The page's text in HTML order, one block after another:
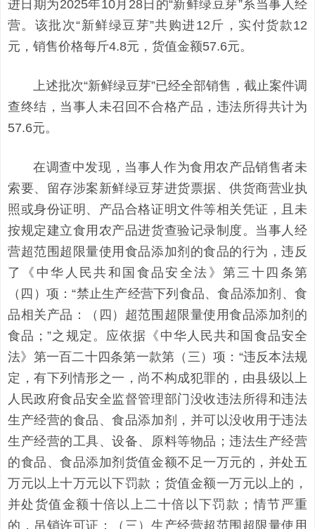
进日期为2025年10月28日的“新鲜绿豆芽”系当事人经
营。该批次“新鲜绿豆芽”共购进12斤，实付货款12
元，销售价格每斤4.8元，货值金额57.6元。
上述批次“新鲜绿豆芽”已经全部销售，截止案件调
查终结，当事人未召回不合格产品，违法所得共计为
57.6元。
在调查中发现，当事人作为食用农产品销售者未
索要、留存涉案新鲜绿豆芽进货票据、供货商营业执
照或身份证明、产品合格证明文件等相关凭证，且未
按规定建立食用农产品进货查验记录制度。当事人经
营超范围超限量使用食品添加剂的食品的行为，违反
了《中华人民共和国食品安全法》第三十四条第
（四）项：“禁止生产经营下列食品、食品添加剂、食
品相关产品：（四）超范围超限量使用食品添加剂的
食品；”之规定。应依据《中华人民共和国食品安全
法》第一百二十四条第一款第（三）项：“违反本法规
定，有下列情形之一，尚不构成犯罪的，由县级以上
人民政府食品安全监督管理部门没收违法所得和违法
生产经营的食品、食品添加剂，并可以没收用于违法
生产经营的工具、设备、原料等物品；违法生产经营
的食品、食品添加剂货值金额不足一万元的，并处五
万元以上十万元以下罚款；货值金额一万元以上的，
并处货值金额十倍以上二十倍以下罚款；情节严重
的，吊销许可证：（三）生产经营超范围超限量使用